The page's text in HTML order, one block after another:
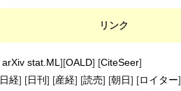
リンク
arXiv stat.ML ][OALD] [CiteSeer]
日経] [日刊 ] [産経] [読売] [朝日] [ロイター]